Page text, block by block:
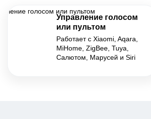
Управление голосом
или пультом
Работает с Xiaomi, Aqara,
MiHome, ZigBee, Tuya,
Салютом, Марусей и Siri